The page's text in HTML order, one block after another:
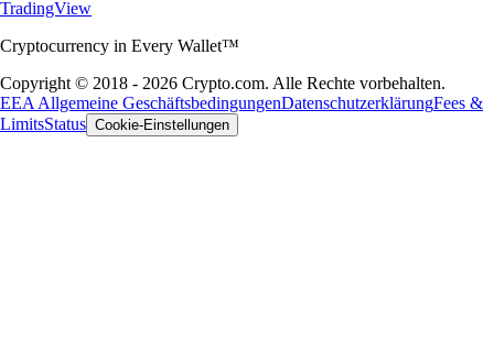
TradingView
Cryptocurrency in Every Wallet™
Copyright © 2018 - 2026 Crypto.com. Alle Rechte vorbehalten.
EEA Allgemeine GeschäftsbedingungenDatenschutzerklärungFees &
LimitsStatus Cookie-Einstellungen